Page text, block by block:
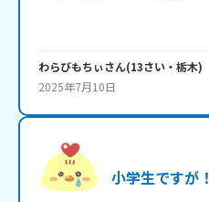
わらびもちぃさん(13さい・ 栃木)
2025年7月10日
小学生ですが！